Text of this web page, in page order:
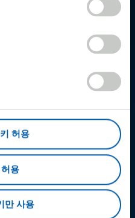
허용
용
만 사용
으세요?